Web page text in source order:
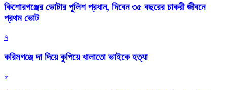
কিশোরগঞ্জের ভোটার পুলিশ প্রধান, দিবেন ৩৫ বছরের চাকরী জীবনে
প্রথম ভোট
৭
করিমগঞ্জে দা দিয়ে কুপিয়ে খালাতো ভাইকে হত্যা
৮